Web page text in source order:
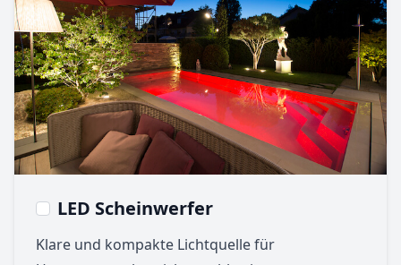
LED Scheinwerfer
Klare und kompakte Lichtquelle für